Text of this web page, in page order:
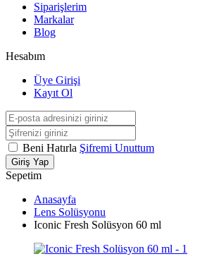
Siparişlerim
Markalar
Blog
Hesabım
Üye Girişi
Kayıt Ol
Beni Hatırla Şifremi Unuttum
Giriş Yap
Sepetim
Anasayfa
Lens Solüsyonu
Iconic Fresh Solüsyon 60 ml